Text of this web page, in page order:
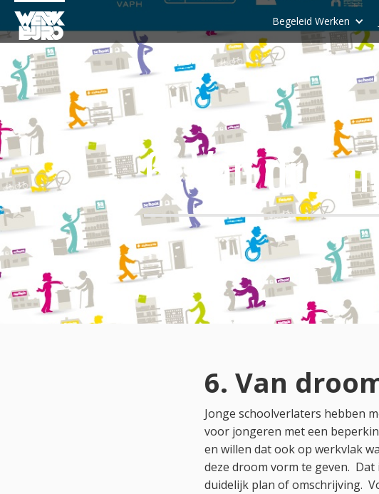
Begeleid Werken
6. Van
6. Van
Jonge schoolverlaters hebben
voor jongeren met een
en willen dat ook op werkvlak
deze droom vorm te geven.
duidelijk plan of omschrijving.